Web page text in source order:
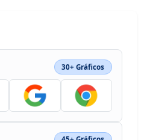
30+ Gráficos